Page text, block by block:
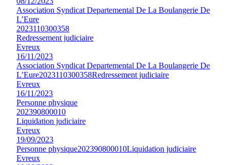
Association Syndicat Departemental De La Boulangerie De
L’Eure
2023110300358
Redressement judiciaire
Evreux
16/11/2023
Association Syndicat Departemental De La Boulangerie De
L’Eure2023110300358Redressement judiciaire
Evreux
16/11/2023
Personne physique
202390800010
Liquidation judiciaire
Evreux
19/09/2023
Personne physique202390800010Liquidation judiciaire
Evreux